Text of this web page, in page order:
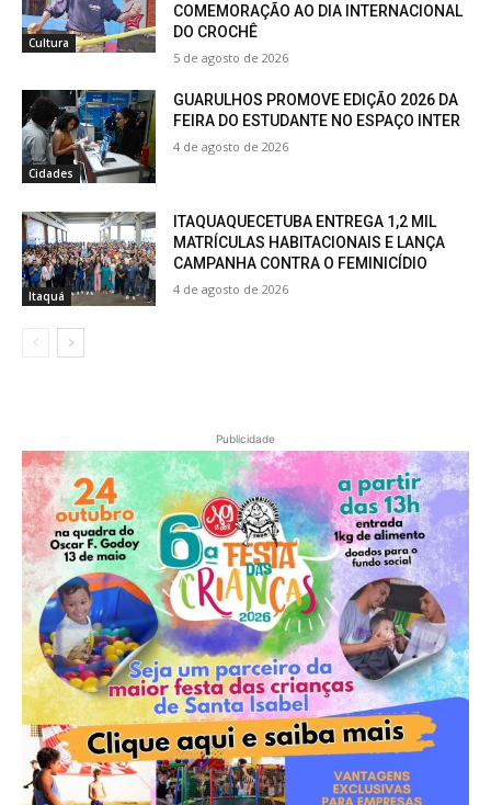
Cultura
COMEMORAÇÃO AO DIA INTERNACIONAL
DO CROCHÊ
5 de agosto de 2026
Cidades
GUARULHOS PROMOVE EDIÇÃO 2026 DA
FEIRA DO ESTUDANTE NO ESPAÇO INTER
4 de agosto de 2026
Itaquá
ITAQUAQUECETUBA ENTREGA 1,2 MIL
MATRÍCULAS HABITACIONAIS E LANÇA
CAMPANHA CONTRA O FEMINICÍDIO
4 de agosto de 2026
Publicidade